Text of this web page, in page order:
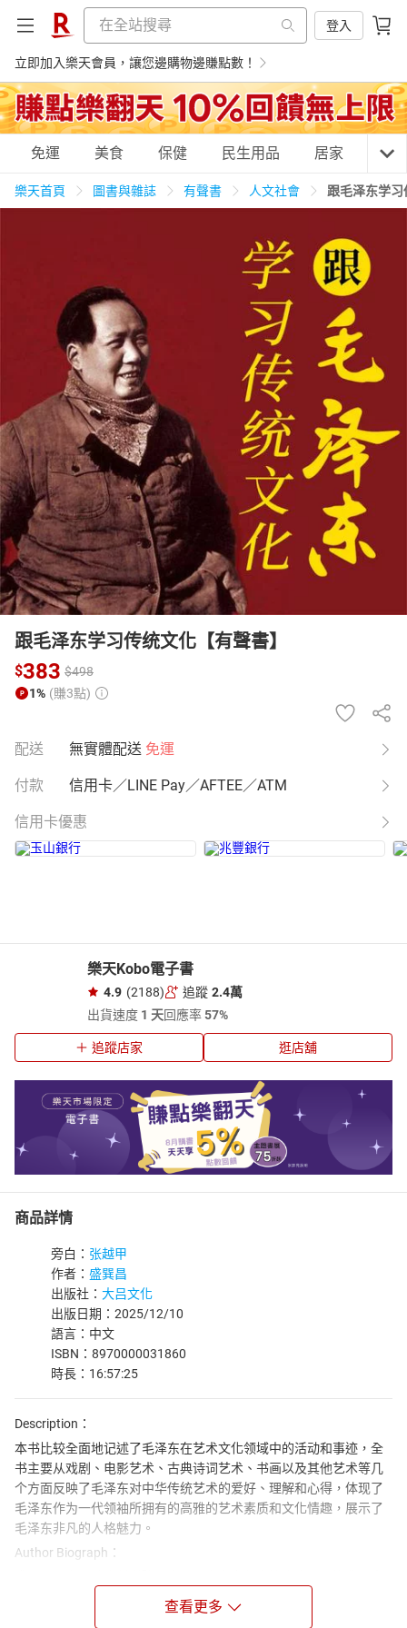
登入
立即加入樂天會員，讓您邊購物邊賺點數！
購物網分類
養生保健 民生用品
居家生活 3C家電 運動休閒 親子玩具
女裝 男裝 化妝保養 情趣用品
日本購物 電子/紙本書
HOT
免運 美食 保健 民生用品 居家 3C
樂天首頁 圖書與雜誌 有聲書 人文社會 跟毛泽东学
跟毛泽东学习传统文化【有聲書】
$383 $498
1% (賺3點)
配送 無實體配送 免運
付款 信用卡／LINE Pay／AFTEE／ATM
信用卡優惠
樂天Kobo電子書
4.9 (2188) 追蹤 2.4萬
出貨速度 1 天回應率57%
追蹤店家 逛店舖
商品詳情
旁白： 张越甲
作者： 盛巽昌
出版社： 大吕文化
出版日期：2025/12/10
語言：中文
ISBN：8970000031860
時長：16:57:25
Description：
本书比较全面地记述了毛泽东在艺术文化领域中的活动和事迹，全
书主要从戏剧、电影艺术、古典诗词艺术、书画以及其他艺术等几
个方面反映了毛泽东对中华传统艺术的爱好、理解和心得，体现了
毛泽东作为一代领袖所拥有的高雅的艺术素质和文化情趣，展示了
毛泽东非凡的人格魅力。
Author Biograph：
国人民大学历史档案系，是国内在太平天国史与三国史两大领域极
具影响力的文史专家，笔耕不辍且治学严谨，有多部兼具学术性与
查看更多